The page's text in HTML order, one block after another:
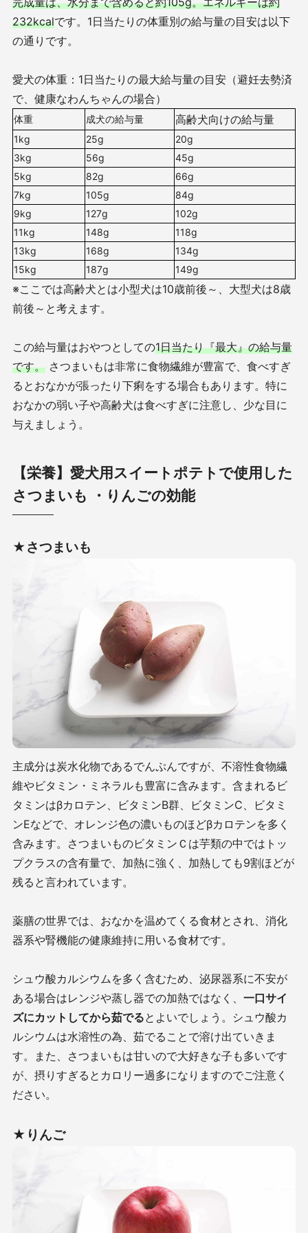
232kcalです。1日当たりの体重別の給与量の目安は以下
の通りです。
愛犬の体重：1日当たりの最大給与量の目安（避妊去勢済
で、健康なわんちゃんの場合）
体重 成犬の給与量 高齢犬向けの給与量
1kg 25g
20g
3kg
56g
45g
5kg
82g
66g
7kg
105g
84g
9kg
127g
102g
11kg
148g
118g
13kg
168g
134g
15kg
187g 149g
※ここでは高齢犬とは小型犬は10歳前後～、大型犬は8歳
前後～と考えます。
この給与量はおやつとしての1日当たり『最大』の給与量
です。 さつまいもは非常に食物繊維が豊富で、食べすぎ
るとおなかが張ったり下痢をする場合もあります。特に
おなかの弱い子や高齢犬は食べすぎに注意し、少な目に
与えましょう。
【栄養】愛犬用スイートポテトで使用した
さつまいも ・りんごの効能
★さつまいも
主成分は炭水化物であるでんぷんですが、不溶性食物繊
維やビタミン・ミネラルも豊富に含みます。含まれるビ
タミンはβカロテン、ビタミンB群、ビタミンC、ビタミ
ンEなどで、オレンジ色の濃いものほどβカロテンを多く
含みます。さつまいものビタミンＣは芋類の中ではトッ
プクラスの含有量で、加熱に強く、加熱しても9割ほどが
残ると言われています。
薬膳の世界では、おなかを温めてくる食材とされ、消化
器系や腎機能の健康維持に用いる食材です。
シュウ酸カルシウムを多く含むため、泌尿器系に不安が
ある場合はレンジや蒸し器での加熱ではなく、 一口サイ
ズにカットしてから茹でるとよいでしょう。シュウ酸カ
ルシウムは水溶性の為、茹でることで溶け出ていきま
す。また、さつまいもは甘いので大好きな子も多いです
が、摂りすぎるとカロリー過多になりますのでご注意く
ださい。
★りんご